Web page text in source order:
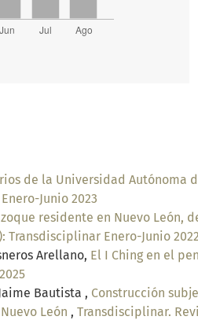
de la Universidad Autónoma
Junio 2023
residente en Nuevo León,
Transdisciplinar Enero-Junio 2022
Arellano, El I Ching en el
Bautista , Construcción
León , Transdisciplinar.